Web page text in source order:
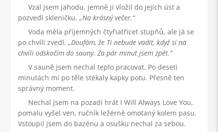
Vzal jsem jahodu, jemně ji vložil do jejích úst a
pozvedl skleničku. Na krásný večer.
Voda měla příjemných čtyřiatřicet stupňů, ale já se
po chvíli zvedl. Doufám, že Ti nebude vadit, když si na
chvíli odskočím do sauny. Za pár minut jsem zpět.
V sauně jsem nechal teplo pracovat. Po deseti
minutách mi po těle stékaly kapky potu. Přesně ten
správný moment.
Nechal jsem na pozadí hrát I Will Always Love You,
pomalu vyšel ven, ručník ležérně omotaný kolem pasu.
Vstoupil jsem do bazénu a osušku nechal za sebou.